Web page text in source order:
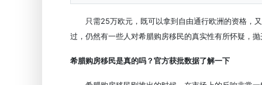
只需25万欧元，既可以拿到自由通行欧洲的资格，
过，仍然有一些人对希腊购房移民的真实性有所怀疑，
希腊购房移民是真的吗？官方获批数据了解一下